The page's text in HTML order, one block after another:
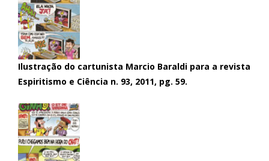
Ilustração do cartunista Marcio Baraldi para a revista
Espiritismo e Ciência n. 93, 2011, pg. 59.